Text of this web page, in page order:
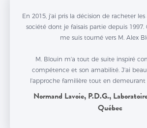
En 2015, j'ai pris la décision de racheter
société dont je faisais partie depuis 1997.
me suis tourné vers M. Alex
M. Blouin m'a tout de suite inspiré
compétence et son amabilité. J'ai
l'approche familière tout en demeurant
Normand Lavoie, P.D.G.,
Québec